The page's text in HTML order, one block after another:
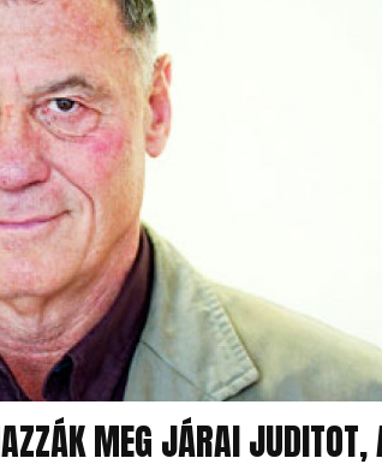
MEG JÁRAI